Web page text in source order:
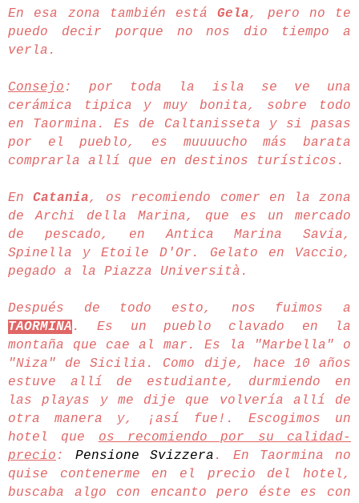
En esa zona también estáGela, pero no te
puedo decir porque no nos dio tiempo a
verla.
Consejo : por toda la isla se ve una
cerámica tipica y muy bonita, sobre todo
en Taormina. Es de Caltanisseta y si pasas
por el pueblo, es muuuucho más barata
comprarla allí que en destinos turísticos.
EnCatania, os recomiendo comer en la zona
de Archi della Marina, que es un mercado
de pescado, en Antica Marina Savia,
Spinella y Etoile D'Or. Gelato en Vaccio,
pegado a la Piazza Università.
Después de todo esto, nos fuimos a
TAORMINA . Es un pueblo clavado en la
montaña que cae al mar. Es la "Marbella" o
"Niza" de Sicilia. Como dije, hace 10 años
estuve allí de estudiante, durmiendo en
las playas y me dije que volvería allí de
otra manera y, ¡así fue!. Escogimos un
hotel que os recomiendo por su calidad-
precio : Pensione Svizzera . En Taormina no
quise contenerme en el precio del hotel,
buscaba algo con encanto pero éste es con